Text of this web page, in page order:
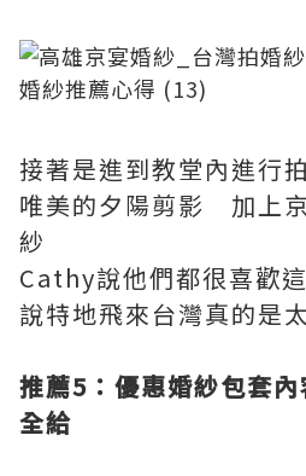
接著是進到教堂內進行
唯美的夕陽剪影 加上
紗
Cathy說他們都很喜歡
說特地飛來台灣真的是
推薦5 ：優惠婚紗包套
全給